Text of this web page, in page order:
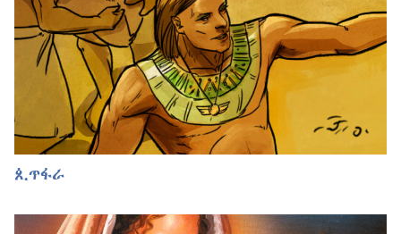
ጲጥፋራ